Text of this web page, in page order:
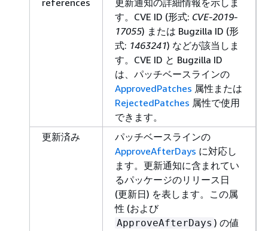
す。CVE ID (形式: CVE-2019-
17055) または Bugzilla ID (形
式: 1463241) などが該当しま
す。CVE ID と Bugzilla ID
は、パッチベースラインの
ApprovedPatches 属性または
RejectedPatches 属性で使用
できます。
更新済み
パッチベースラインの
ApproveAfterDays に対応し
ます。更新通知に含まれてい
るパッケージのリリース日
(更新日) を表します。この属
性 (および
ApproveAfterDays ) の値